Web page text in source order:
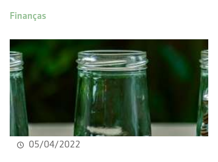
Finanças
05/04/2022